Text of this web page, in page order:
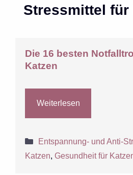
Stressmittel für
Die 16 besten
Katzen
Weiterlesen
Kategorien
Entspannung- und Anti-
Katzen,Gesundheit für